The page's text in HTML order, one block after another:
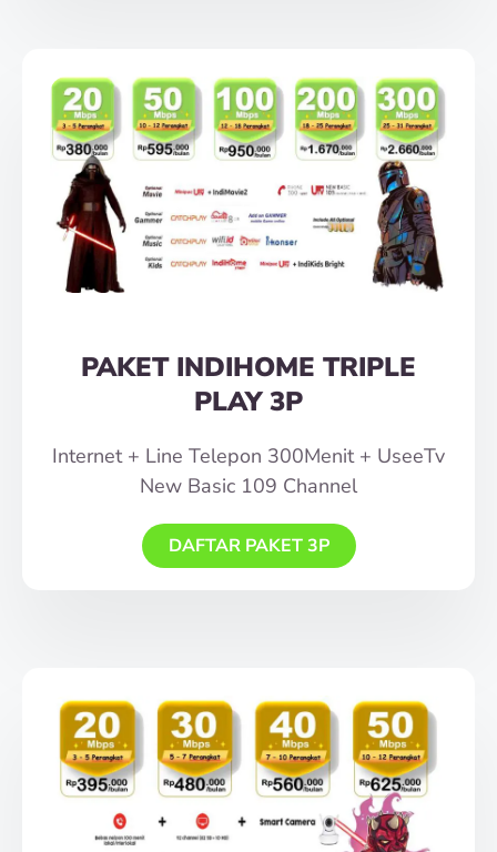
PAKET INDIHOME TRIPLE
PLAY 3P
Internet + Line Telepon 300Menit + UseeTv
New Basic 109 Channel
DAFTAR PAKET 3P